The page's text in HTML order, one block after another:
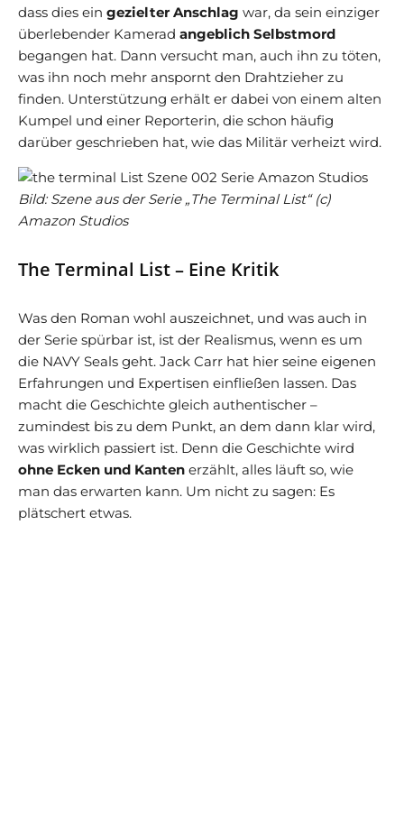
dass dies ein gezielter Anschlag war, da sein einziger
überlebender Kamerad angeblich Selbstmord
begangen hat. Dann versucht man, auch ihn zu töten,
was ihn noch mehr anspornt den Drahtzieher zu
finden. Unterstützung erhält er dabei von einem alten
Kumpel und einer Reporterin, die schon häufig
darüber geschrieben hat, wie das Militär verheizt wird.
Bild: Szene aus der Serie „The Terminal List“ (c)
Amazon Studios
The Terminal List – Eine Kritik
Was den Roman wohl auszeichnet, und was auch in
der Serie spürbar ist, ist der Realismus, wenn es um
die NAVY Seals geht. Jack Carr hat hier seine eigenen
Erfahrungen und Expertisen einfließen lassen. Das
macht die Geschichte gleich authentischer –
zumindest bis zu dem Punkt, an dem dann klar wird,
was wirklich passiert ist. Denn die Geschichte wird
ohne Ecken und Kanten erzählt, alles läuft so, wie
man das erwarten kann. Um nicht zu sagen: Es
plätschert etwas.